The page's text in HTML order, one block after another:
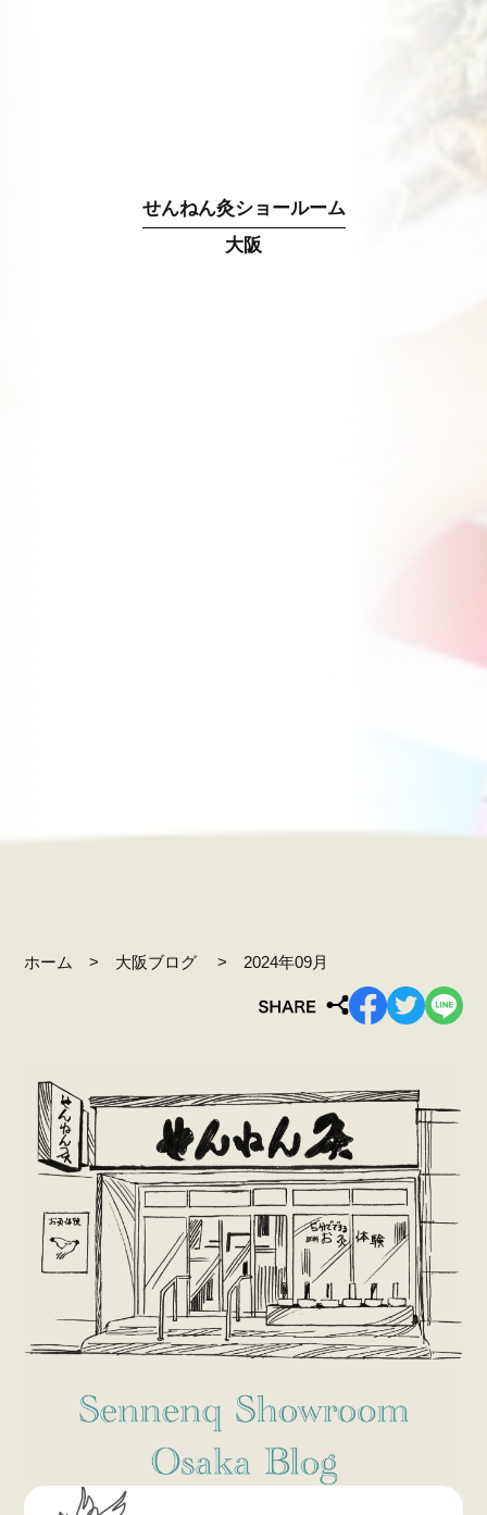
せんねん灸ショールーム
大阪
ホーム 大阪ブログ 2024年09月